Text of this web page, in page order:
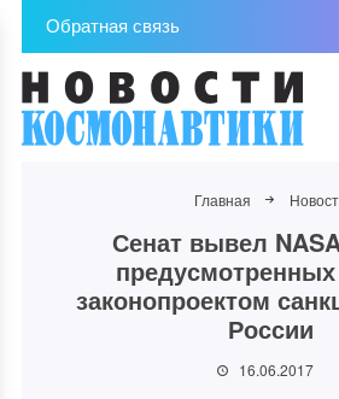
Обратная связь
Главная
Сенат вывел
законопроектом
России
16.06.2017